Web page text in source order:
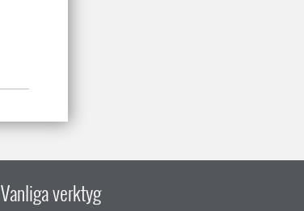
Vanliga verktyg